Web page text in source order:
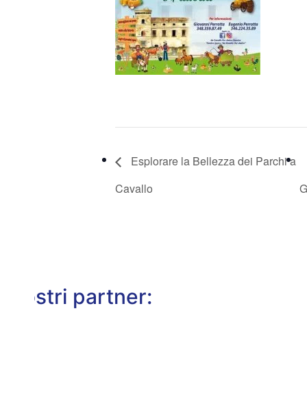
Esplorare la Bellezza dei Parchi a
Cavallo
I nostri partner: